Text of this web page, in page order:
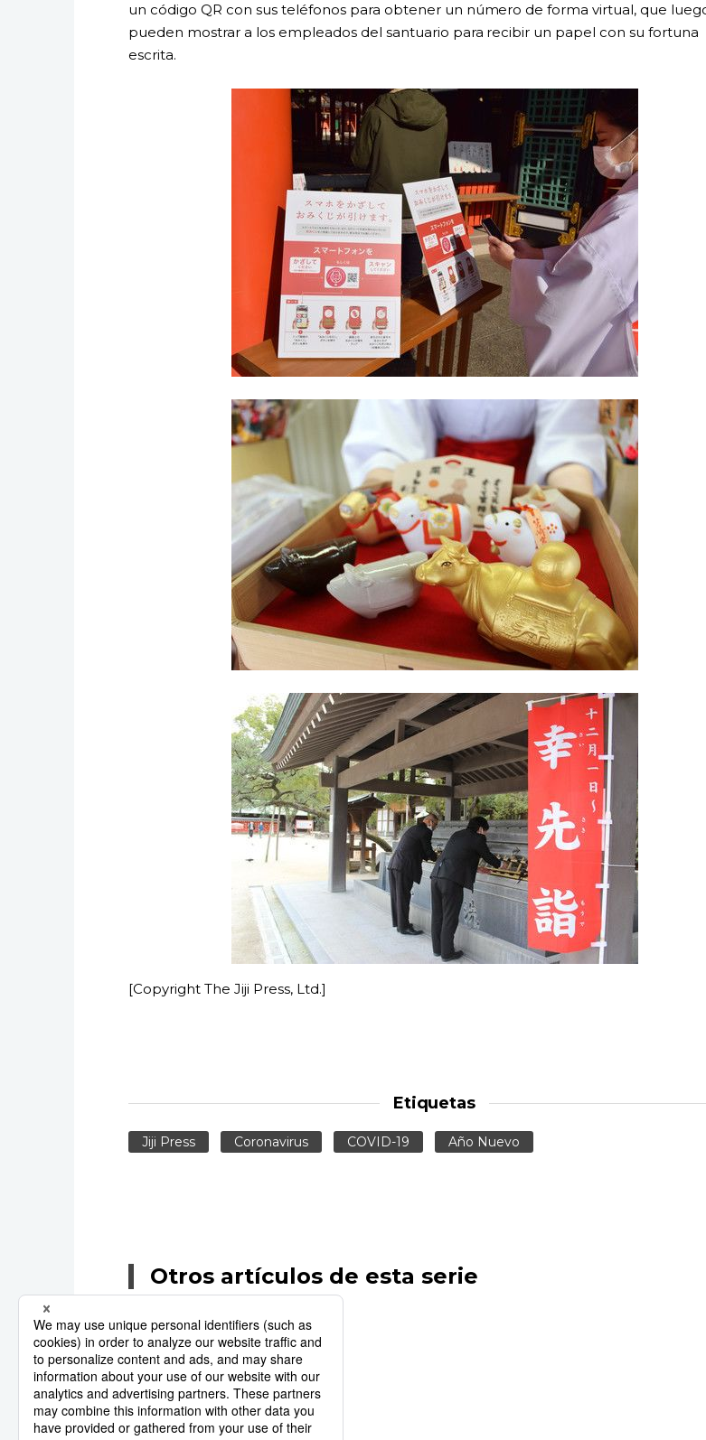
un código QR con sus teléfonos para obtener un número de forma virtual, que
pueden mostrar a los empleados del santuario para recibir un papel con su fortuna
escrita.
[Copyright The Jiji Press, Ltd.]
Etiquetas
Jiji Press Coronavirus COVID-19 Año Nuevo
Otros artículos de esta serie